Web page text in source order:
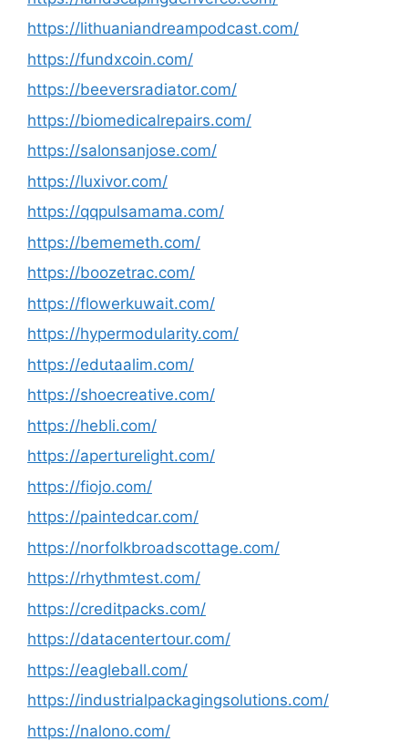
https://lithuaniandreampodcast.com/
https://fundxcoin.com/
https://beeversradiator.com/
https://biomedicalrepairs.com/
https://salonsanjose.com/
https://luxivor.com/
https://qqpulsamama.com/
https://bememeth.com/
https://boozetrac.com/
https://flowerkuwait.com/
https://hypermodularity.com/
https://edutaalim.com/
https://shoecreative.com/
https://hebli.com/
https://aperturelight.com/
https://fiojo.com/
https://paintedcar.com/
https://norfolkbroadscottage.com/
https://rhythmtest.com/
https://creditpacks.com/
https://datacentertour.com/
https://eagleball.com/
https://industrialpackagingsolutions.com/
https://nalono.com/